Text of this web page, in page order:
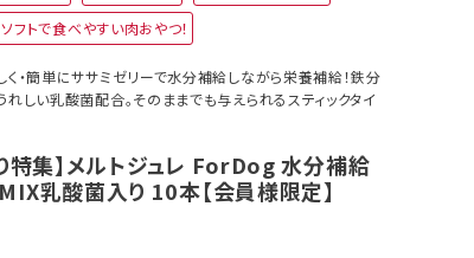
服・ウェア
首輪・ハーネス
ソフトで食べやすい肉おやつ！
・簡単にササミゼリーで水分補給しながら栄養補給！鉄分
しい乳酸菌配合。そのままでも与えられるスティックタイ
特集】メルトジュレ ForDog 水分補給
乳酸菌入り 10本【会員様限定】